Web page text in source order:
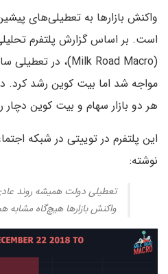
واکنش بازارها به تعطیلی‌های
است. بر اساس گزارش پلتفرم
هر دو بازار سهام و بیت کوین
این پلتفرم در توییتی در شبکه
نوشته:
تعطیلی دولت همیشه روند
واکنش بازارها هیچ‌گاه مشابه